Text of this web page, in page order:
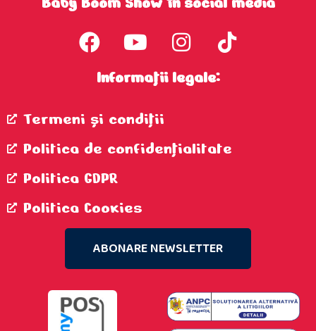
Informații legale:
Termeni şi condiţii
Politica de confidenţialitate
Politica GDPR
Politica Cookies
ABONARE NEWSLETTER